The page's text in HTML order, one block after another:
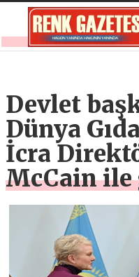
Devlet
Dünya
İcra
McCain ile